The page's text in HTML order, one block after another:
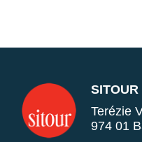
Terézie
974 01